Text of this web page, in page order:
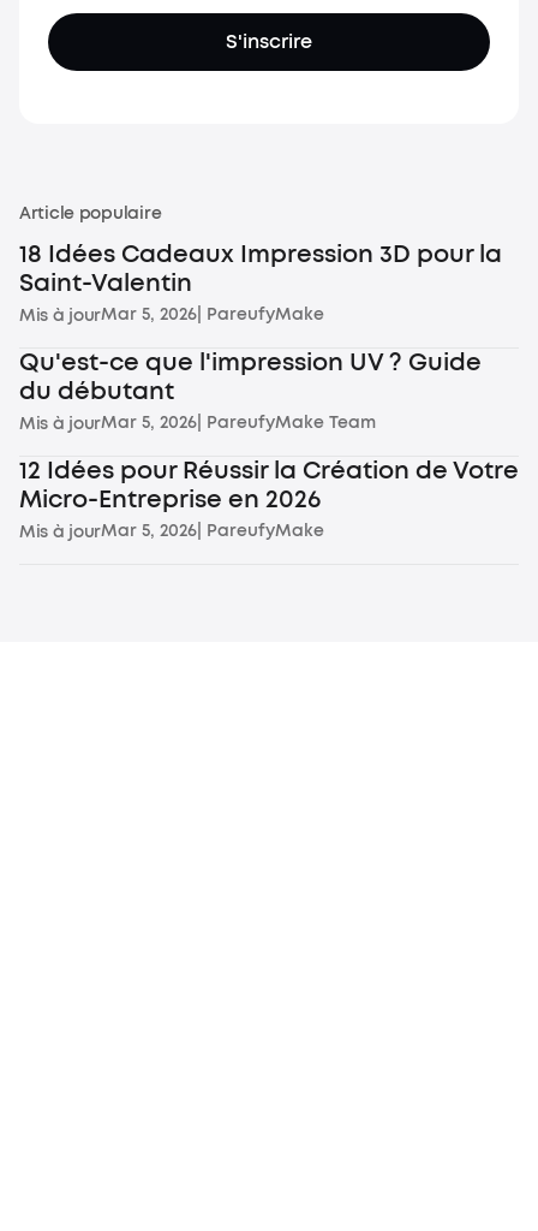
S'inscrire
Article populaire
18 Idées Cadeaux Impression 3D pour la
Saint-Valentin
Mis à jourMar 5, 2026 | PareufyMake
Qu'est-ce que l'impression UV ? Guide
du débutant
Mis à jourMar 5, 2026 | PareufyMake Team
12 Idées pour Réussir la Création de Votre
Micro-Entreprise en 2026
Mis à jourMar 5, 2026 | PareufyMake